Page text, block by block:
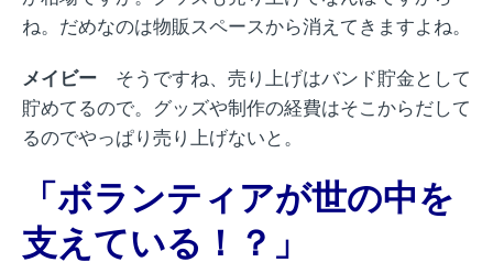
ね。だめなのは物販スペースから消えてきますよね。
メイビー そうですね、売り上げはバンド貯金として
貯めてるので。グッズや制作の経費はそこからだして
るのでやっぱり売り上げないと。
「ボランティアが世の中を
支えている！？」